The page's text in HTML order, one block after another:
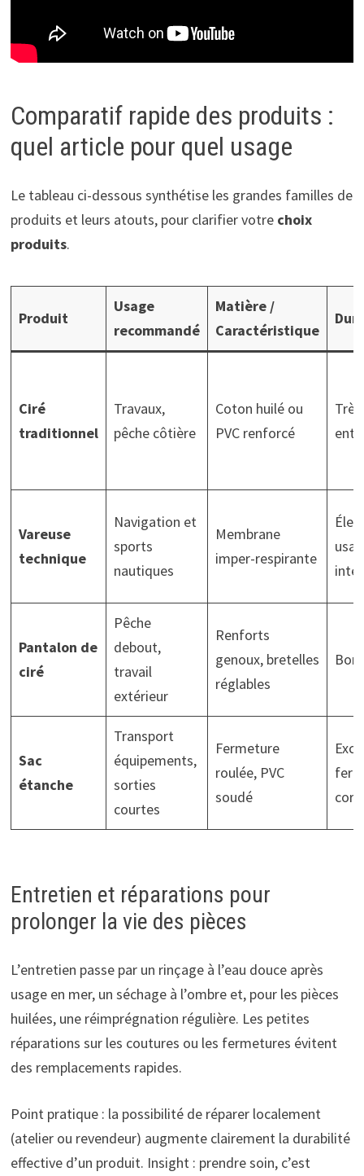
Comparatif rapide des produits :
quel article pour quel usage
Le tableau ci-dessous synthétise les grandes familles de
produits et leurs atouts, pour clarifier votre choix
produits.
Produit
Usage
recommandé
Matière /
Caractéristique
Ciré
traditionnel
Travaux,
pêche côtière
Coton huilé ou
PVC renforcé
Vareuse
technique
Navigation et
sports
nautiques
Membrane
imper-respirante
Pantalon de
ciré
Pêche
debout,
travail
extérieur
Renforts
genoux, bretelles
réglables
Sac
étanche
Transport
équipements,
sorties
courtes
Fermeture
roulée, PVC
soudé
Entretien et réparations pour
prolonger la vie des pièces
L’entretien passe par un rinçage à l’eau douce après
usage en mer, un séchage à l’ombre et, pour les pièces
huilées, une réimprégnation régulière. Les petites
réparations sur les coutures ou les fermetures évitent
des remplacements rapides.
Point pratique : la possibilité de réparer localement
(atelier ou revendeur) augmente clairement la durabilité
effective d’un produit. Insight : prendre soin, c’est